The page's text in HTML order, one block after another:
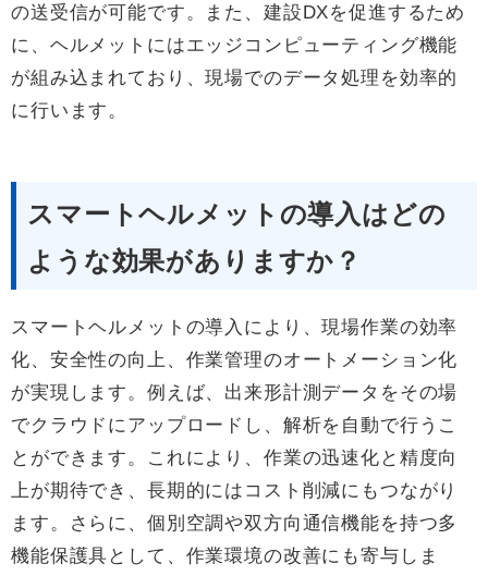
の送受信が可能です。また、建設DXを促進するため
に、ヘルメットにはエッジコンピューティング機能
が組み込まれており、現場でのデータ処理を効率的
に行います。
スマートヘルメットの導入はどの
ような効果がありますか？
スマートヘルメットの導入により、現場作業の効率
化、安全性の向上、作業管理のオートメーション化
が実現します。例えば、出来形計測データをその場
でクラウドにアップロードし、解析を自動で行うこ
とができます。これにより、作業の迅速化と精度向
上が期待でき、長期的にはコスト削減にもつながり
ます。さらに、個別空調や双方向通信機能を持つ多
機能保護具として、作業環境の改善にも寄与しま